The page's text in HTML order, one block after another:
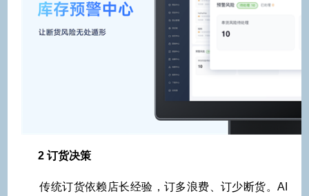
2 订货决策
传统订货依赖店长经验，订多浪费、订少断货。AI